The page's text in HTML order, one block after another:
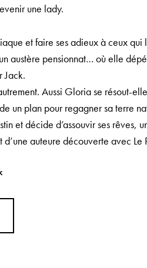
une lady.
et faire ses adieux à ceux
austère pensionnat… où elle
Jack.
Aussi Gloria se résout-
un plan pour regagner sa terre
et décide d’assouvir ses rêves,
auteure découverte avec Le